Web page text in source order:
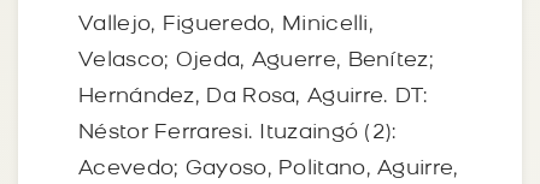
Vallejo, Figueredo, Minicelli,
Velasco; Ojeda, Aguerre, Benítez;
Hernández, Da Rosa, Aguirre. DT:
Néstor Ferraresi. Ituzaingó (2):
Acevedo; Gayoso, Politano, Aguirre,